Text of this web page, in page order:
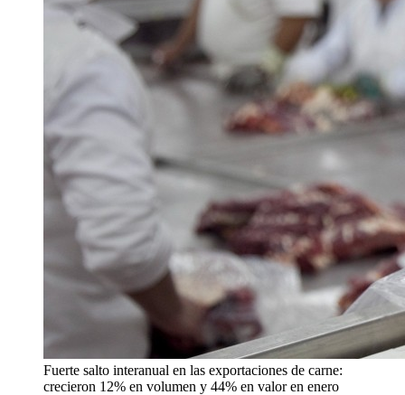
Fuerte salto interanual en las exportaciones de carne:
crecieron 12% en volumen y 44% en valor en enero